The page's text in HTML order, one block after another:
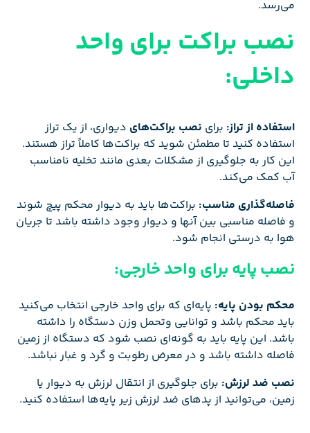
می‌رسد.
نصب براکت برای واحد
داخلی:
استفاده از تراز: برای نصب براکت‌های دیواری، از یک تراز
استفاده کنید تا مطمئن شوید که براکت‌ها کاملاً تراز هستند.
این کار به جلوگیری از مشکلات بعدی مانند تخلیه نامناسب
آب کمک می‌کند.
فاصله‌گذاری مناسب: براکت‌ها باید به دیوار محکم پیچ شوند
و فاصله مناسبی بین آنها و دیوار وجود داشته باشد تا جریان
هوا به درستی انجام شود.
نصب پایه برای واحد خارجی:
محکم بودن پایه: پایه‌ای که برای واحد خارجی انتخاب می‌کنید
باید محکم باشد و توانایی وتحمل وزن دستگاه را داشته
باشد. این پایه باید به گونه‌ای نصب شود که دستگاه از زمین
فاصله داشته باشد و در معرض رطوبت و گرد و غبار نباشد.
نصب ضد لرزش: برای جلوگیری از انتقال لرزش به دیوار یا
زمین، می‌توانید از پدهای ضد لرزش زیر پایه‌ها استفاده کنید.